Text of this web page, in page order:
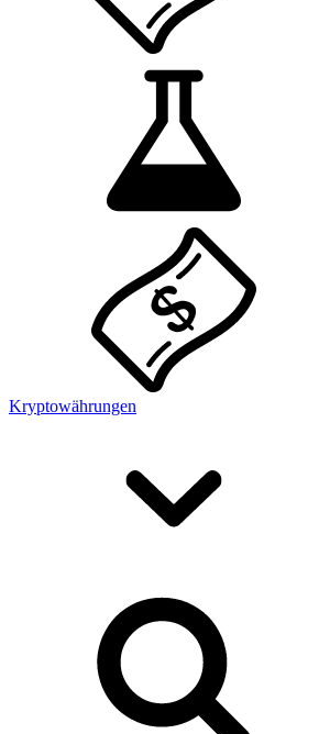
Kryptowährungen